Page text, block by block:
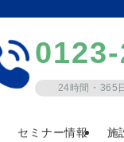
セミナー情報 施
24時間・365